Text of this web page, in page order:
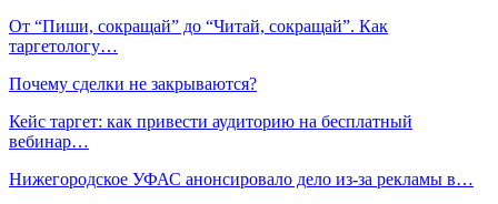
От “Пиши, сокращай” до “Читай, сокращай”. Как
таргетологу…
Почему сделки не закрываются?
Кейс таргет: как привести аудиторию на бесплатный
вебинар…
Нижегородское УФАС анонсировало дело из-за рекламы в…